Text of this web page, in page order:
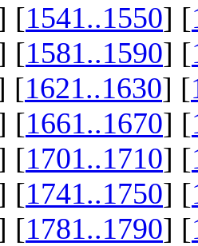
[1541..1550] [
[1581..1590] [
[1621..1630] [
[1661..1670] [
[1701..1710] [
[1741..1750] [
[1781..1790] [